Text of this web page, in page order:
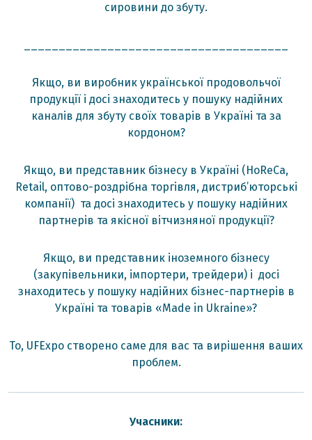
сировини до збуту.
Якщо, ви виробник української продовольчої
продукції і досі знаходитесь у пошуку надійних
каналів для збуту своїх товарів в Україні та за
кордоном?
Якщо, ви представник бізнесу в Україні (HoReCa,
Retail, оптово-роздрібна торгівля, дистриб’юторські
компанії) та досі знаходитесь у пошуку надійних
партнерів та якісної вітчизняної продукції?
Якщо, ви представник іноземного бізнесу
(закупівельники, імпортери, трейдери) і досі
знаходитесь у пошуку надійних бізнес-партнерів в
Україні та товарів «Made in Ukraine»?
То, UFExpo створено саме для вас та вирішення ваших
проблем.
Учасники: